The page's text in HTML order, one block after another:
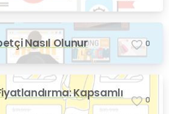
Nasıl Olunur 0
Kapsamlı
0